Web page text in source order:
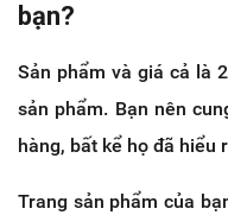
bạn?
Sản phẩm và giá cả là
sản phẩm. Bạn nên
hàng, bất kể họ đã hiểu
Trang sản phẩm của